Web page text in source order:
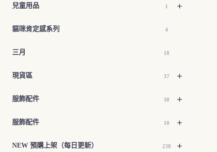
+
兒童用品 1
貓咪肯定感系列 4
三月 18
+
現貨區 37
+
服飾配件 38
+
服飾配件 10
+
NEW 預購上架（每日更新） 238